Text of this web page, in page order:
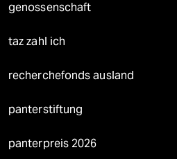
genossenschaft
taz zahl ich
recherchefonds ausland
panterstiftung
panterpreis 2026